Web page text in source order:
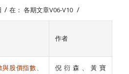
/ 在：各期文章V06-V10 /
作者
股價指數、
倪衍森、黃寶